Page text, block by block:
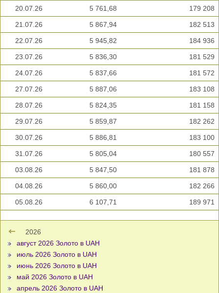
20.07.26 5 761,68 179 208
21.07.26 5 867,94 182 513
22.07.26 5 945,82 184 936
23.07.26 5 836,30 181 529
24.07.26 5 837,66 181 572
27.07.26 5 887,06 183 108
28.07.26 5 824,35 181 158
29.07.26 5 859,87 182 262
30.07.26 5 886,81 183 100
31.07.26 5 805,04 180 557
03.08.26 5 847,50 181 878
04.08.26 5 860,00 182 266
05.08.26 6 107,71 189 971
2026
август 2026 Золото в UAH
июль 2026 Золото в UAH
июнь 2026 Золото в UAH
май 2026 Золото в UAH
апрель 2026 Золото в UAH